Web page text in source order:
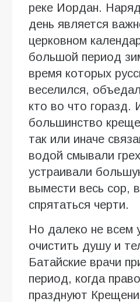
реке Иордан.
день является
церковном
большой период
время которых
веселился,
кто во что горазд.
большинство
так или иначе
водой смывали
устраивали
вымести весь сор,
спрятаться черти.
Но далеко не всем
очистить душу и
Батайские врачи
период, когда
празднуют